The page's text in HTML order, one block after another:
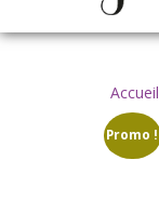
Accueil
Promo !